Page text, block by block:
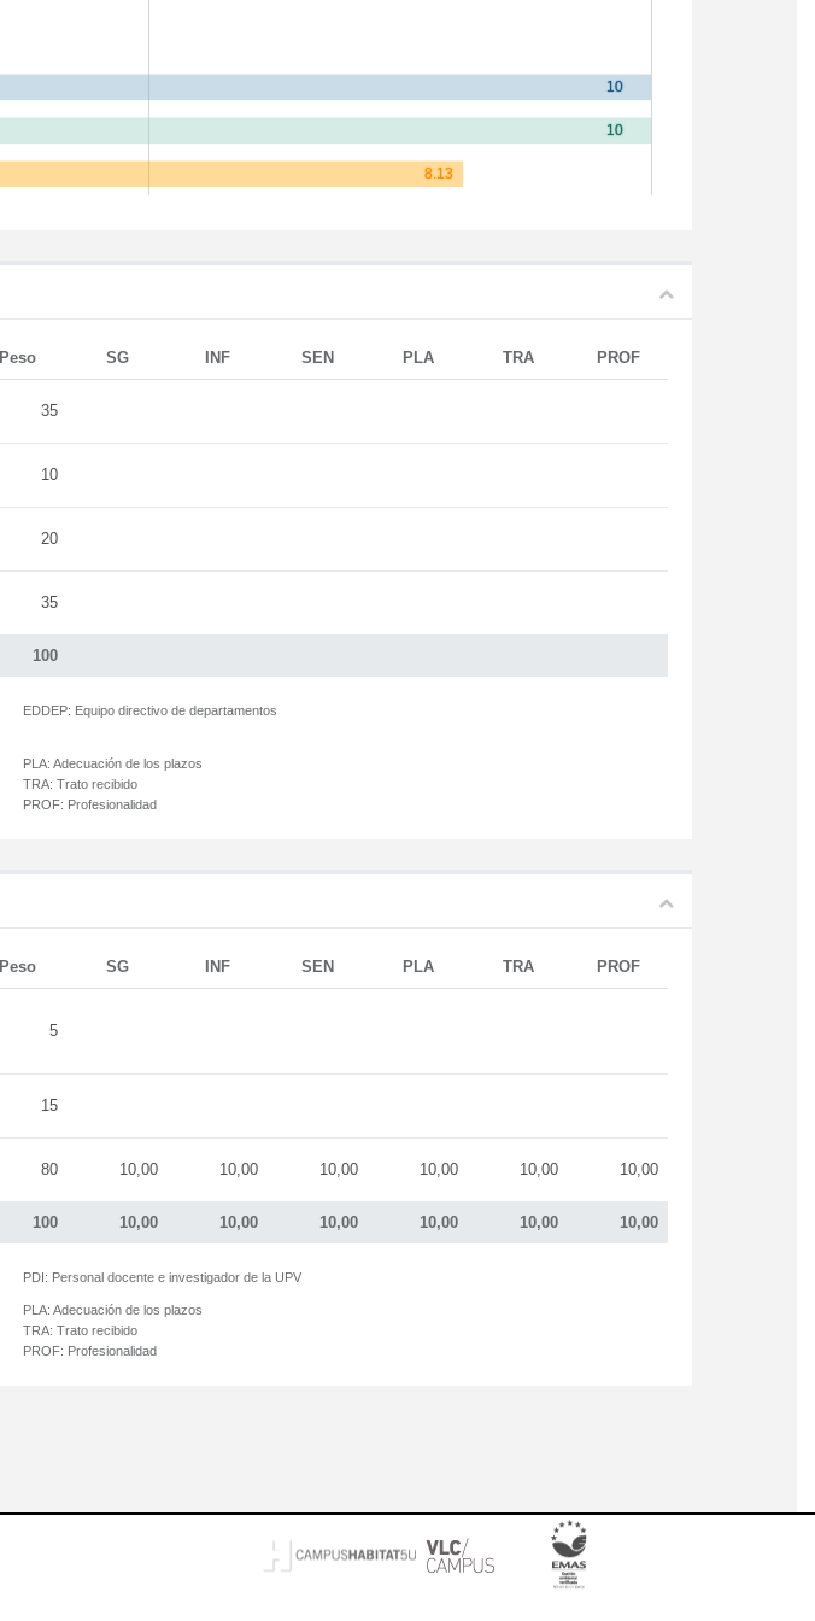
Peso SG INF SEN PLA TRA PROF
100
35
10
20
35
EDDEP: Equipo directivo de departamentos
PLA: Adecuación de los plazos
TRA: Trato recibido
PROF: Profesionalidad
Peso SG INF SEN PLA TRA PROF
100 10,00 10,00 10,00 10,00 10,00 10,00
5
15
80 10,00 10,00 10,00 10,00 10,00 10,00
PDI: Personal docente e investigador de la UPV
PLA: Adecuación de los plazos
TRA: Trato recibido
PROF: Profesionalidad